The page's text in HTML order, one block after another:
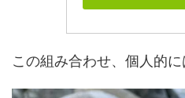
この組み合わせ、個人的に